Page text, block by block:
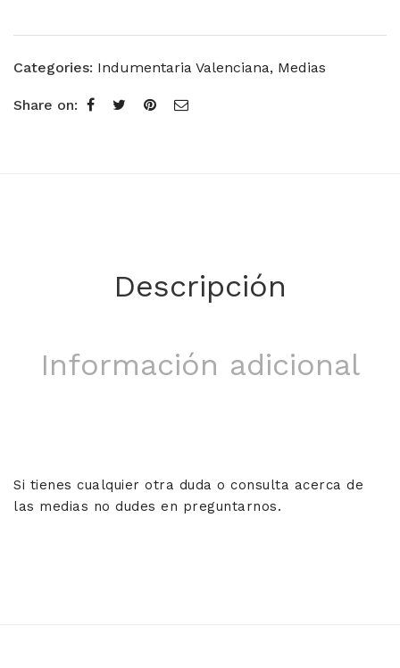
Categories: Indumentaria Valenciana, Medias
Share on:
Descripción
Información adicional
Si tienes cualquier otra duda o consulta acerca de
las medias no dudes en preguntarnos.